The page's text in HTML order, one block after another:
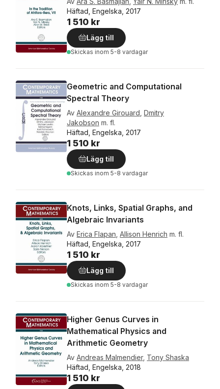
Häftad, Engelska, 2017
1 510 kr
Lägg till
Skickas inom 5-8 vardagar
Geometric and Computational
Spectral Theory
Av Alexandre Girouard Dmitry
Jakobson m. fl.
Häftad, Engelska, 2017
1 510 kr
Lägg till
Skickas inom 5-8 vardagar
Knots, Links, Spatial Graphs, and
Algebraic Invariants
Av Erica Flapan Allison Henrich m. fl.
Häftad, Engelska, 2017
1 510 kr
Lägg till
Skickas inom 5-8 vardagar
Higher Genus Curves in
Mathematical Physics and
Arithmetic Geometry
Av Andreas Malmendier, Tony Shaska
Häftad, Engelska, 2018
1 510 kr